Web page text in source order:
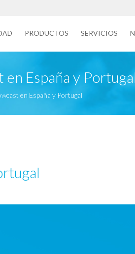
PRODUCTOS SERVICIOS
España y
en España y Portugal